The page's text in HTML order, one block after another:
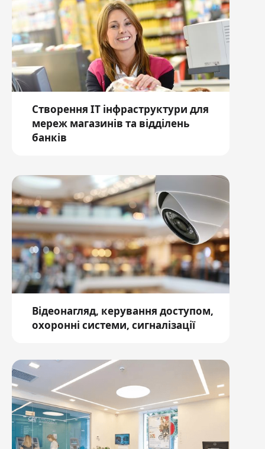
Створення ІТ інфраструктури для
мереж магазинів та відділень
банків
Відеонагляд, керування доступом,
охоронні системи, сигналізації